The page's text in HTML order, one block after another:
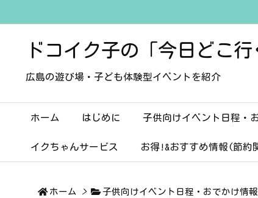
ドコイク子の「今日どこ行
広島の遊び場・子ども体験型イベントを紹介
ホーム はじめに 子供向けイベント日程・
イクちゃんサービス お得!&おすすめ情報(節約
ホーム > 子供向けイベント日程・おでかけ情報